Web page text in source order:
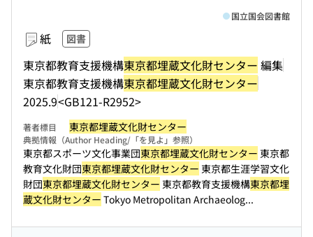
紙 図書
東京都教育支援機構東京都埋蔵文化財センター 編集
東京都教育支援機構東京都埋蔵文化財センター
2025.9<GB121-R2952>
国立国会図書館
著者標目 東京都埋蔵文化財センター
典拠情報（Author Heading/「を見よ」参照）
東京都スポーツ文化事業団東京都埋蔵文化財センター 東京都
教育文化財団東京都埋蔵文化財センター 東京都生涯学習文化
財団東京都埋蔵文化財センター 東京都教育支援機構東京都埋
蔵文化財センター Tokyo Metropolitan Archaeolog...